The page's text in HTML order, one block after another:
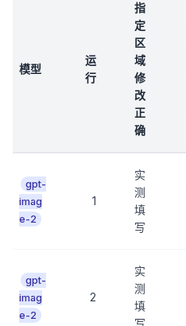
模型
运
行
指
定
区
域
修
改
正
确
gpt-
imag
e-2
1
实
测
填
写
gpt-
imag
e-2
2
实
测
填